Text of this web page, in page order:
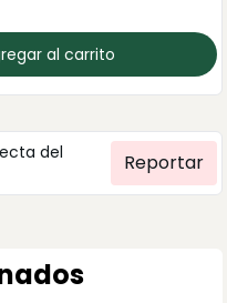
al carrito
del
Reportar